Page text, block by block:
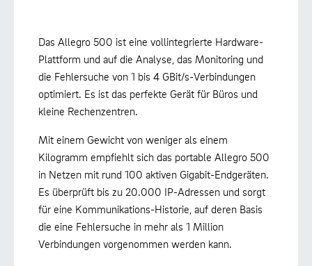
Das Allegro 500 ist eine vollintegrierte Hardware-
Plattform und auf die Analyse, das Monitoring und
die Fehlersuche von 1 bis 4 GBit/s-Verbindungen
optimiert. Es ist das perfekte Gerät für Büros und
kleine Rechenzentren.
Mit einem Gewicht von weniger als einem
Kilogramm empfiehlt sich das portable Allegro 500
in Netzen mit rund 100 aktiven Gigabit-Endgeräten.
Es überprüft bis zu 20.000 IP-Adressen und sorgt
für eine Kommunikations-Historie, auf deren Basis
die eine Fehlersuche in mehr als 1 Million
Verbindungen vorgenommen werden kann.